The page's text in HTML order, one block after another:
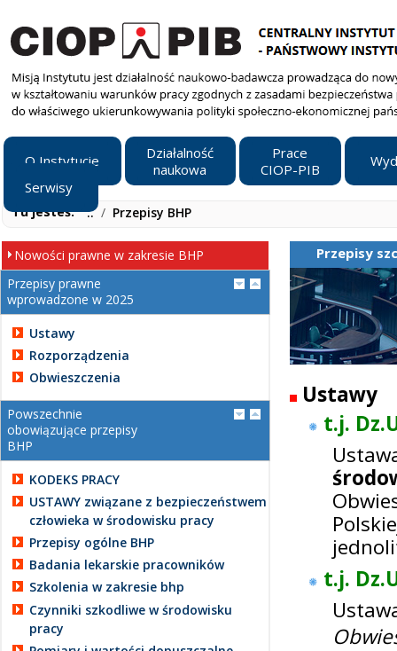
O Instytucie
Działalność
naukowa
Prace
CIOP-PIB
Serwisy
Tu jesteś: ../ Przepisy BHP
Nowości prawne w zakresie BHP
Przepisy prawne
wprowadzone w 2025
Ustawy
Rozporządzenia
Obwieszczenia
Powszechnie
obowiązujące przepisy
BHP
KODEKS PRACY
USTAWY związane z bezpieczeństwem
człowieka w środowisku pracy
Przepisy ogólne BHP
Badania lekarskie pracowników
Szkolenia w zakresie bhp
Czynniki szkodliwe w środowisku
pracy
Przepisy
Ustawy
t.j.
t.j.